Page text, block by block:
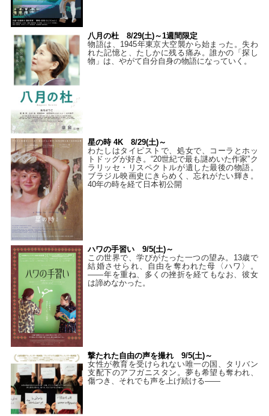
八月の杜 8/29(土)～1週間限定
物語は、1945年東京大空襲から始まった。失わ
れた記憶と、たしかに残る痛み。誰かの「探し
物」は、やがて自分自身の物語になっていく。
星の時 4K 8/29(土)～
わたしはタイピストで、処⼥で、コーラとホッ
トドッグが好き。“20世紀で最も謎めいた作家”ク
ラリッセ・リスペクトルが遺した最後の物語。
ブラジル映画史にきらめく、忘れがたい輝き。
40年の時を経て⽇本初公開
ハワの手習い 9/5(土)～
この世界で、学びがたった一つの望み。13歳で
結婚させられ、自由を奪われた母〈ハワ〉。
——年を重ね、多くの挫折を経てもなお、彼女
は諦めなかった。
撃たれた自由の声を撮れ 9/5(土)～
女性が教育を受けられない唯一の国、タリバン
支配下のアフガニスタン。夢も希望も奪われ、
傷つき、それでも声を上げ続ける——